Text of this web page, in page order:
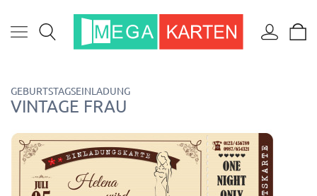
GEBURTSTAGSEINLADUNG
VINTAGE FRAU